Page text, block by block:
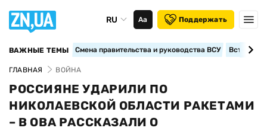
RU Аа Поддержать
ВАЖНЫЕ ТЕМЫ Смена правительства и руководства ВСУ
ГЛАВНАЯ ВОЙНА
РОССИЯНЕ УДАРИЛИ ПО
НИКОЛАЕВСКОЙ ОБЛАСТИ РАКЕТАМИ
– В ОВА РАССКАЗАЛИ О